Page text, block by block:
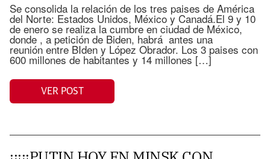
Se consolida la relación de los tres paises de América
del Norte: Estados Unidos, México y Canadá.El 9 y 10
de enero se realiza la cumbre en ciudad de México,
donde , a petición de Biden, habrá antes una
reunión entre BIden y López Obrador. Los 3 paises con
600 millones de habitantes y 14 millones […]
VER POST